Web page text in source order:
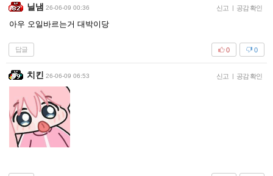
닐냄 26-06-09 00:36 신고 | 공감 확인
아우 오일바르는거 대박이당
답글 0
0
치킨 26-06-09 06:53 신고 | 공감 확인